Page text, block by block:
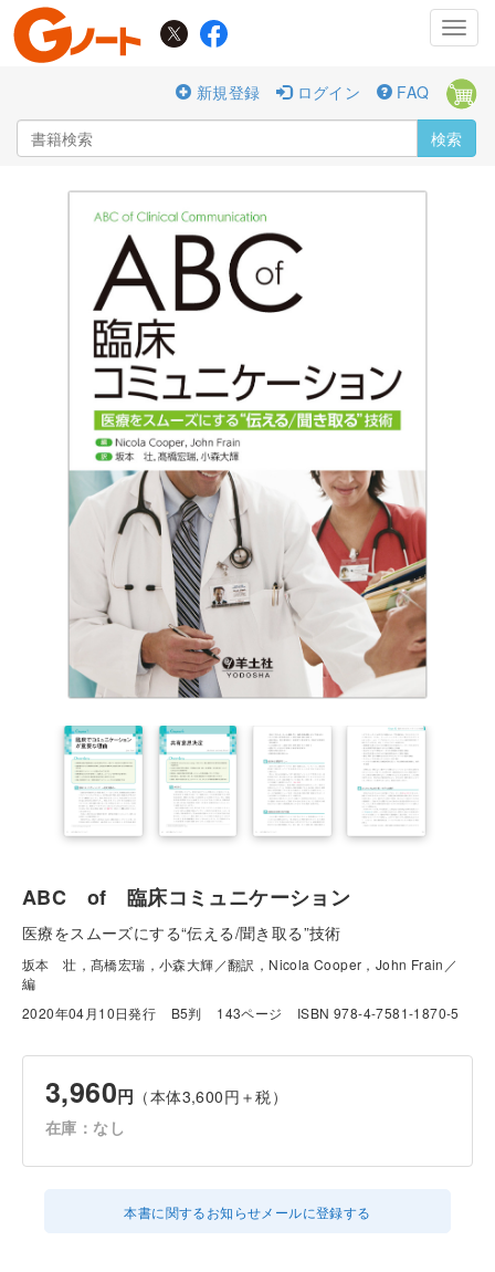
新規登録
ログイン FAQ
検索
ABC of 臨床コミュニケーション
医療をスムーズにする“伝える/聞き取る”技術
坂本 壮，髙橋宏瑞，小森大輝／翻訳，Nicola Cooper，John Frain／
編
2020年04月10日発行
B5判 143ページ ISBN 978-4-7581-1870-5
3,960円 （本体3,600円＋税）
在庫：なし
本書に関するお知らせメールに登録する